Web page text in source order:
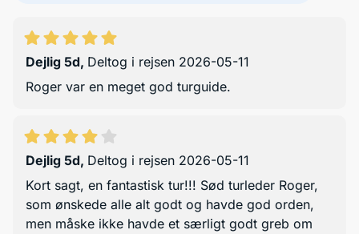
Dejlig 5d, Deltog i rejsen 2026-05-11
Roger var en meget god turguide.
Dejlig 5d, Deltog i rejsen 2026-05-11
Kort sagt, en fantastisk tur!!! Sød turleder Roger,
som ønskede alle alt godt og havde god orden,
men måske ikke havde et særligt godt greb om